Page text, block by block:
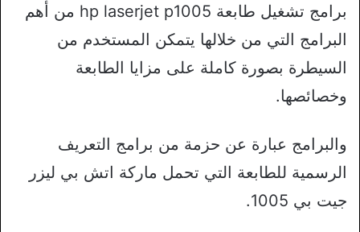
برامج تشغيل طابعة hp laserjet p1005 من أهم
البرامج التي من خلالها يتمكن المستخدم من
السيطرة بصورة كاملة على مزايا الطابعة
وخصائصها.
والبرامج عبارة عن حزمة من برامج التعريف
الرسمية للطابعة التي تحمل ماركة اتش بي ليزر
جيت بي 1005.